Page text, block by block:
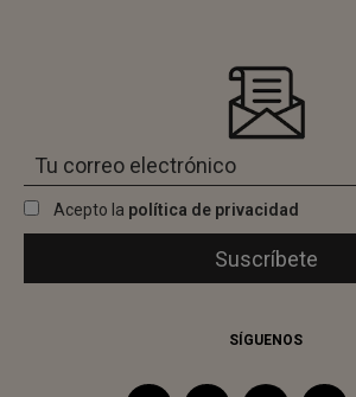
Acepto la política de privacidad
SÍGUENOS